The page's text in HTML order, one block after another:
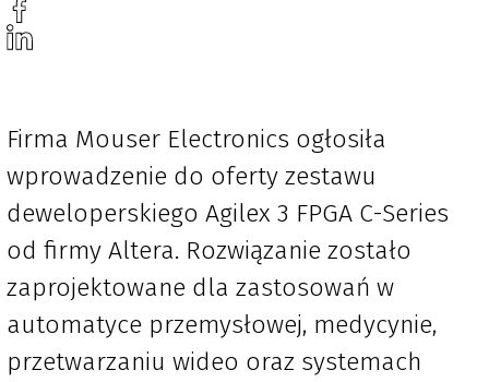
Firma Mouser Electronics ogłosiła
wprowadzenie do oferty zestawu
deweloperskiego Agilex 3 FPGA C-Series
od firmy Altera. Rozwiązanie zostało
zaprojektowane dla zastosowań w
automatyce przemysłowej, medycynie,
przetwarzaniu wideo oraz systemach